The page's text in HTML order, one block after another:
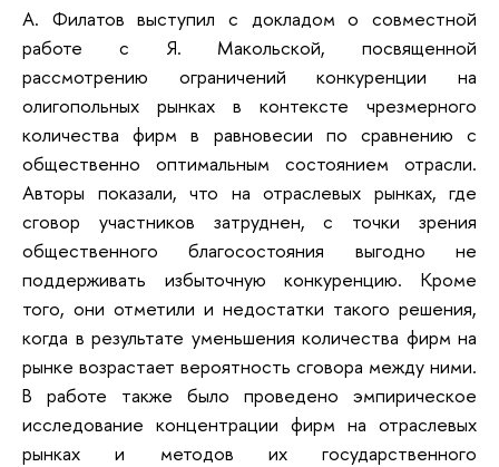
А. Филатов выступил с докладом о совместной
работе с Я. Макольской, посвященной
рассмотрению ограничений конкуренции на
олигопольных рынках в контексте чрезмерного
количества фирм в равновесии по сравнению с
общественно оптимальным состоянием отрасли.
Авторы показали, что на отраслевых рынках, где
сговор участников затруднен, с точки зрения
общественного благосостояния выгодно не
поддерживать избыточную конкуренцию. Кроме
того, они отметили и недостатки такого решения,
когда в результате уменьшения количества фирм на
рынке возрастает вероятность сговора между ними.
В работе также было проведено эмпирическое
исследование концентрации фирм на отраслевых
рынках и методов их государственного